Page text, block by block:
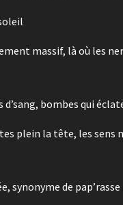
massif, là où les
d’sang, bombes qui
plein la tête, les sens
synonyme de pap’rasse